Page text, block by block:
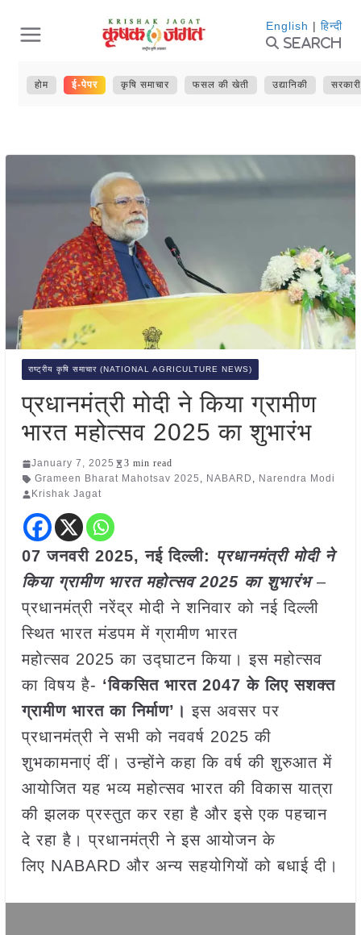
content
English | हिन्दी
Search
होम ई-पेपर कृषि समाचार फसल की खेती उद्यानिकी
राष्ट्रीय कृषि समाचार (NATIONAL AGRICULTURE NEWS)
प्रधानमंत्री मोदी ने किया ग्रामीण
भारत महोत्सव 2025 का शुभारंभ
January 7, 2025
3 min read
Grameen Bharat Mahotsav 2025 , NABARD , Narendra Modi
Krishak Jagat
07 जनवरी 2025, नई दिल्ली: प्रधानमंत्री मोदी ने
किया ग्रामीण भारत महोत्सव 2025 का शुभारंभ–
प्रधानमंत्री नरेंद्र मोदी ने शनिवार को नई दिल्ली
स्थित भारत मंडपम में ग्रामीण भारत
महोत्सव 2025 का उद्घाटन किया। इस महोत्सव
का विषय है- ‘विकसित भारत 2047 के लिए सशक्त
ग्रामीण भारत का निर्माण’।इस अवसर पर
प्रधानमंत्री ने सभी को नववर्ष 2025 की
शुभकामनाएं दीं। उन्होंने कहा कि वर्ष की शुरुआत में
आयोजित यह भव्य महोत्सव भारत की विकास यात्रा
की झलक प्रस्तुत कर रहा है और इसे एक पहचान
दे रहा है। प्रधानमंत्री ने इस आयोजन के
लिए NABARD और अन्य सहयोगियों को बधाई दी।